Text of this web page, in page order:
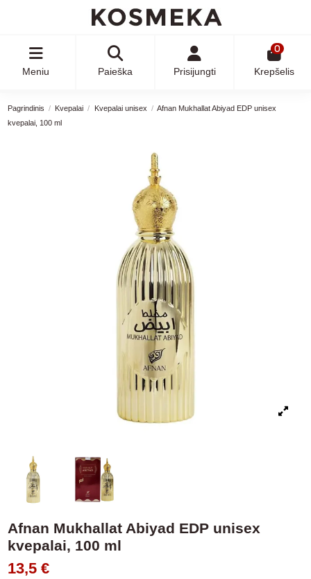
Meniu Paieška Prisijungti
0
Krepšelis
Pagrindinis Kvepalai Kvepalai unisex
Afnan Mukhallat Abiyad EDP unisex
kvepalai, 100 ml
Afnan Mukhallat Abiyad EDP unisex
kvepalai, 100 ml
13,5 €